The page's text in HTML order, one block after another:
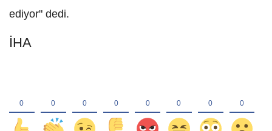
ediyor" dedi.
İHA